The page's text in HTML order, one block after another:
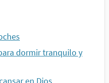
dormir tranquilo y